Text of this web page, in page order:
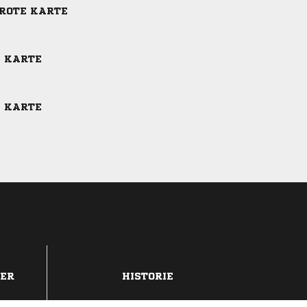
KARTE
KARTE
KARTE
HISTORIE